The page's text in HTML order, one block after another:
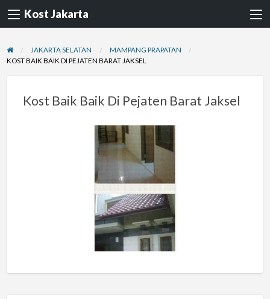
Kost Jakarta
JAKARTA SELATAN
MAMPANG PRAPATAN
KOST BAIK BAIK DI PEJATEN BARAT JAKSEL
Kost Baik Baik Di Pejaten Barat Jaksel